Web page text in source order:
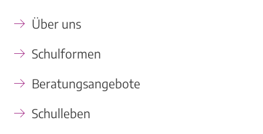
Über uns
Schulformen
Beratungsangebote
Schulleben